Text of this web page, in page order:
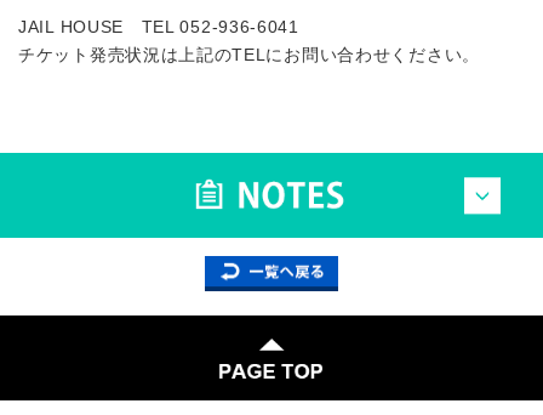
JAIL HOUSE TEL 052-936-6041
チケット発売状況は上記のTELにお問い合わせください。